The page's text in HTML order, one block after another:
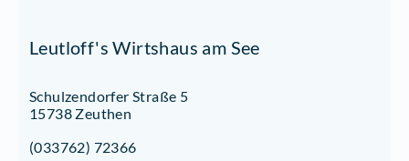
Leutloff's Wirtshaus am See
Schulzendorfer Straße 5
15738 Zeuthen
(033762) 72366